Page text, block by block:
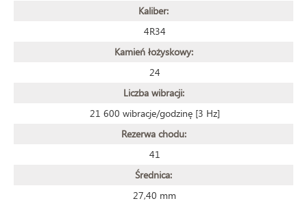
Kaliber:
4R34
Kamień łożyskowy:
24
Liczba wibracji:
21 600 wibracje/godzinę [3 Hz]
Rezerwa chodu:
41
Średnica:
27,40 mm